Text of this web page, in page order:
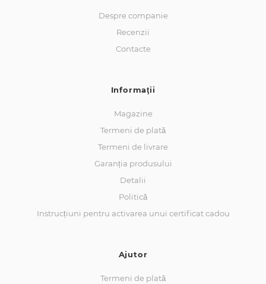
Despre companie
Recenzii
Contacte
Informaţii
Magazine
Termeni de plată
Termeni de livrare
Garanția produsului
Detalii
Politică
Instrucțiuni pentru activarea unui certificat cadou
Ajutor
Termeni de plată